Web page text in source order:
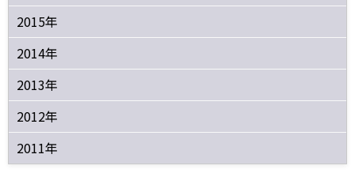
2015年
2014年
2013年
2012年
2011年